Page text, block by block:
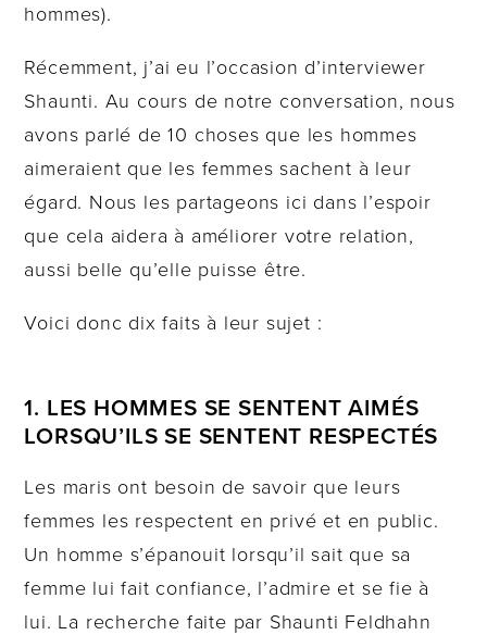
hommes).
Récemment, j’ai eu l’occasion d’interviewer
Shaunti. Au cours de notre conversation, nous
avons parlé de 10 choses que les hommes
aimeraient que les femmes sachent à leur
égard. Nous les partageons ici dans l’espoir
que cela aidera à améliorer votre relation,
aussi belle qu’elle puisse être.
Voici donc dix faits à leur sujet :
1. LES HOMMES SE SENTENT AIMÉS
LORSQU’ILS SE SENTENT RESPECTÉS
Les maris ont besoin de savoir que leurs
femmes les respectent en privé et en public.
Un homme s’épanouit lorsqu’il sait que sa
femme lui fait confiance, l’admire et se fie à
lui. La recherche faite par Shaunti Feldhahn